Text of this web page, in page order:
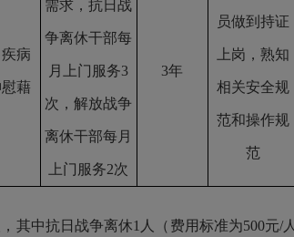
疾病
藉
需求， 抗日战
争离休干部每
月上门服务3
次， 解放战争
离休干部每月
上门服务2次
3年
员做到持证
上岗，熟知
相关安全规
范和操作规
范
其中抗日战争离休1人（费用标准为500元/